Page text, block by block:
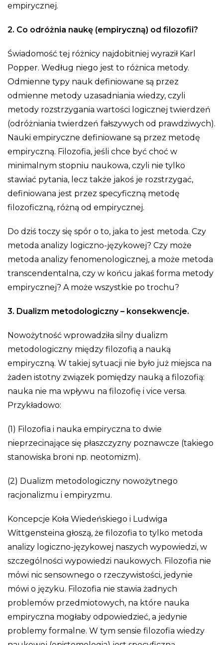
empirycznej.
2. Co odróżnia naukę (empiryczną) od filozofii?
Świadomość tej różnicy najdobitniej wyraził Karl
Popper. Według niego jest to różnica metody.
Odmienne typy nauk definiowane są przez
odmienne metody uzasadniania wiedzy, czyli
metody rozstrzygania wartości logicznej twierdzeń
(odróżniania twierdzeń fałszywych od prawdziwych).
Nauki empiryczne definiowane są przez metodę
empiryczną. Filozofia, jeśli chce być choć w
minimalnym stopniu naukowa, czyli nie tylko
stawiać pytania, lecz także jakoś je rozstrzygać,
definiowana jest przez specyficzną metodę
filozoficzną, różną od empirycznej.
Do dziś toczy się spór o to, jaka to jest metoda. Czy
metoda analizy logiczno-językowej? Czy może
metoda analizy fenomenologicznej, a może metoda
transcendentalna, czy w końcu jakaś forma metody
empirycznej? A może wszystkie po trochu?
3. Dualizm metodologiczny – konsekwencje.
Nowożytność wprowadziła silny dualizm
metodologiczny między filozofią a nauką
empiryczną. W takiej sytuacji nie było już miejsca na
żaden istotny związek pomiędzy nauką a filozofią:
nauka nie ma wpływu na filozofię i vice versa.
Przykładowo:
(1) Filozofia i nauka empiryczna to dwie
nieprzecinające się płaszczyzny poznawcze (takiego
stanowiska broni np. neotomizm).
(2) Dualizm metodologiczny nowożytnego
racjonalizmu i empiryzmu.
Koncepcje Koła Wiedeńskiego i Ludwiga
Wittgensteina głoszą, że filozofia to tylko metoda
analizy logiczno-językowej naszych wypowiedzi, w
szczególności wypowiedzi naukowych. Filozofia nie
mówi nic sensownego o rzeczywistości, jedynie
mówi o języku. Filozofia nie stawia żadnych
problemów przedmiotowych, na które nauka
empiryczna mogłaby odpowiedzieć, a jedynie
problemy formalne. W tym sensie filozofia wiedzy